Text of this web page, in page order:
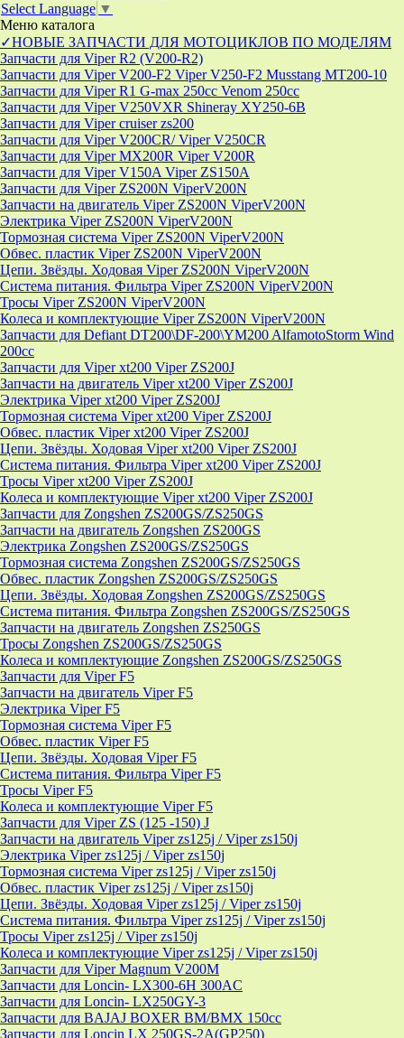
Select Language ▼
Меню каталога
✓НОВЫЕ ЗАПЧАСТИ ДЛЯ МОТОЦИКЛОВ ПО МОДЕЛЯМ
Запчасти для Viper R2 (V200-R2)
Запчасти для Viper V200-F2 Viper V250-F2 Musstang MT200-10
Запчасти для Viper R1 G-max 250cc Venom 250cc
Запчасти для Viper V250VXR Shineray XY250-6B
Запчасти для Viper cruiser zs200
Запчасти для Viper V200CR/ Viper V250CR
Запчасти для Viper MX200R Viper V200R
Запчасти для Viper V150A Viper ZS150A
Запчасти для Viper ZS200N ViperV200N
Запчасти на двигатель Viper ZS200N ViperV200N
Электрика Viper ZS200N ViperV200N
Тормозная система Viper ZS200N ViperV200N
Обвес. пластик Viper ZS200N ViperV200N
Цепи. Звёзды. Ходовая Viper ZS200N ViperV200N
Система питания. Фильтра Viper ZS200N ViperV200N
Тросы Viper ZS200N ViperV200N
Колеса и комплектующие Viper ZS200N ViperV200N
Запчасти для Defiant DT200\DF-200\YM200 AlfamotoStorm Wind
200cc
Запчасти для Viper xt200 Viper ZS200J
Запчасти на двигатель Viper xt200 Viper ZS200J
Электрика Viper xt200 Viper ZS200J
Тормозная система Viper xt200 Viper ZS200J
Обвес. пластик Viper xt200 Viper ZS200J
Цепи. Звёзды. Ходовая Viper xt200 Viper ZS200J
Система питания. Фильтра Viper xt200 Viper ZS200J
Тросы Viper xt200 Viper ZS200J
Колеса и комплектующие Viper xt200 Viper ZS200J
Запчасти для Zongshen ZS200GS/ZS250GS
Запчасти на двигатель Zongshen ZS200GS
Электрика Zongshen ZS200GS/ZS250GS
Тормозная система Zongshen ZS200GS/ZS250GS
Обвес. пластик Zongshen ZS200GS/ZS250GS
Цепи. Звёзды. Ходовая Zongshen ZS200GS/ZS250GS
Система питания. Фильтра Zongshen ZS200GS/ZS250GS
Запчасти на двигатель Zongshen ZS250GS
Тросы Zongshen ZS200GS/ZS250GS
Колеса и комплектующие Zongshen ZS200GS/ZS250GS
Запчасти для Viper F5
Запчасти на двигатель Viper F5
Электрика Viper F5
Тормозная система Viper F5
Обвес. пластик Viper F5
Цепи. Звёзды. Ходовая Viper F5
Система питания. Фильтра Viper F5
Тросы Viper F5
Колеса и комплектующие Viper F5
Запчасти для Viper ZS (125 -150) J
Запчасти на двигатель Viper zs125j / Viper zs150j
Электрика Viper zs125j / Viper zs150j
Тормозная система Viper zs125j / Viper zs150j
Обвес. пластик Viper zs125j / Viper zs150j
Цепи. Звёзды. Ходовая Viper zs125j / Viper zs150j
Система питания. Фильтра Viper zs125j / Viper zs150j
Тросы Viper zs125j / Viper zs150j
Колеса и комплектующие Viper zs125j / Viper zs150j
Запчасти для Viper Magnum V200M
Запчасти для Loncin- LX300-6H 300AC
Запчасти для Loncin- LX250GY-3
Запчасти для BAJAJ BOXER BM/ВМX 150cc
Запчасти для Loncin LX 250GS-2A(GP250)